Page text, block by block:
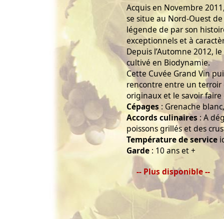
Acquis en Novembre
se situe au Nord-Ouest
légende de par son
exceptionnels et à
Depuis l’Automne 2012,
cultivé en Biodynamie.
Cette Cuvée Grand Vin
rencontre entre un terroir
originaux et le savoir
Cépages : Grenache
Accords culinaires : A
poissons grillés et des
Température de service
Garde : 10 ans et +
-- Plus disponible --